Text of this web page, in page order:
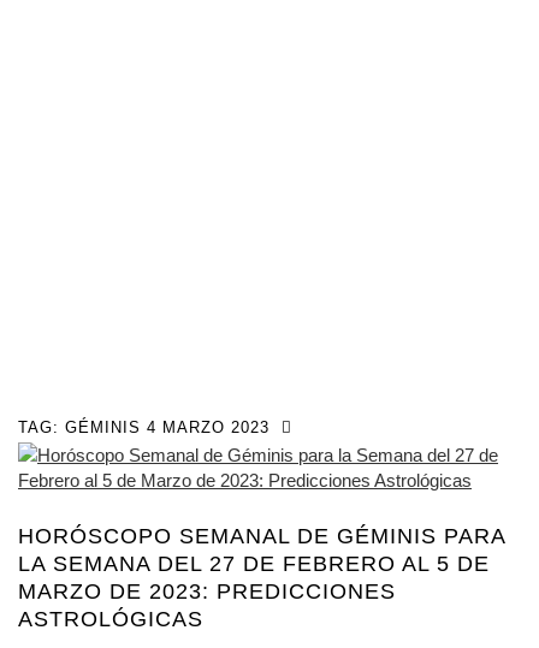
TAG: GÉMINIS 4 MARZO 2023
HORÓSCOPO SEMANAL DE GÉMINIS PARA
LA SEMANA DEL 27 DE FEBRERO AL 5 DE
MARZO DE 2023: PREDICCIONES
ASTROLÓGICAS